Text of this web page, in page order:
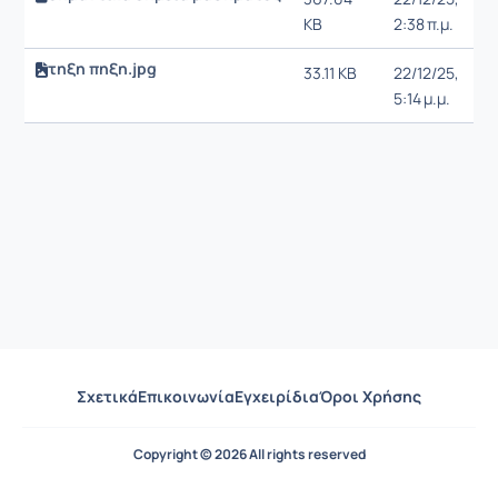
KB
2:38 π.μ.
τηξη πηξη.jpg 33.11 KB
22/12/25,
5:14 μ.μ.
ΣχετικάΕπικοινωνίαΕγχειρίδιαΌροι Χρήσης
Copyright © 2026 All rights reserved